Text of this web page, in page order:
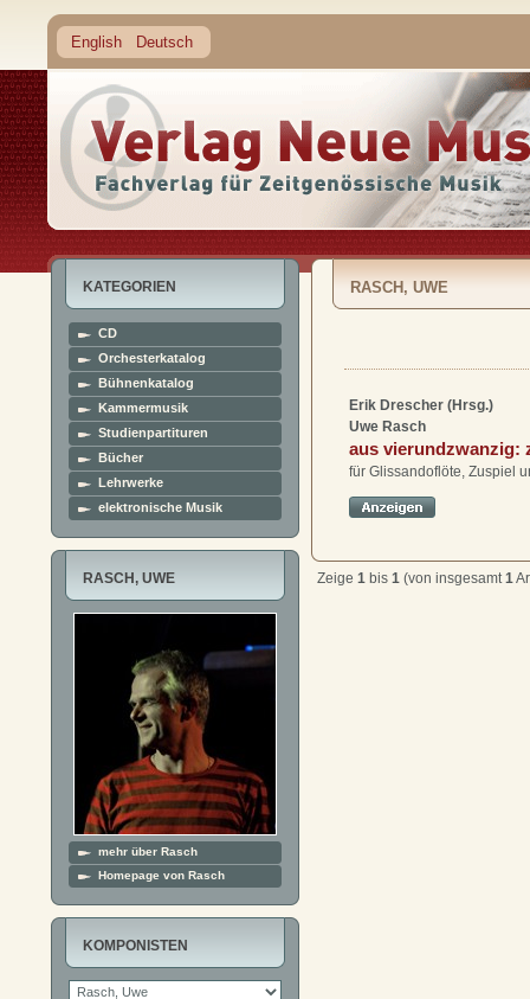
English Deutsch
KATEGORIEN
CD
Orchesterkatalog
Bühnenkatalog
Kammermusik
Studienpartituren
Bücher
Lehrwerke
elektronische Musik
RASCH, UWE
mehr über Rasch
Homepage von Rasch
KOMPONISTEN
RASCH, UWE
Erik Drescher (Hrsg.)
Uwe Rasch
aus vierundzwanzig:
für Glissandoflöte, Zuspiel
Zeige 1 bis 1 (von insgesamt1